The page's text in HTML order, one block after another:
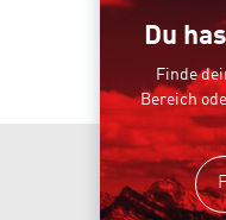
Du
Finde
Bereich